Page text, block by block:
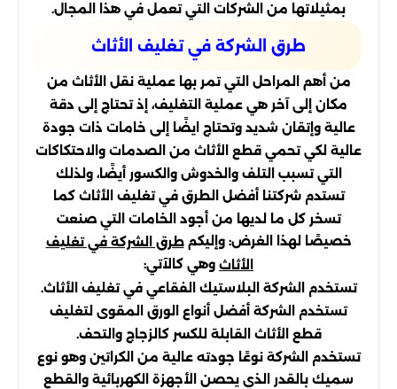
بمثيلاتها من الشركات التي تعمل في هذا المجال.
طرق الشركة في تغليف الأثاث
من أهم المراحل التي تمر بها عملية نقل الأثاث من
مكان إلى آخر هي عملية التغليف، إذ تحتاج إلى دقة
عالية وإتقان شديد وتحتاج ايضًا إلى خامات ذات جودة
عالية لكي تحمي قطع الأثاث من الصدمات والاحتكاكات
التي تسبب التلف والخدوش والكسور أيضًا، ولذلك
تستدم شركتنا أفضل الطرق في تغليف الأثاث كما
تسخر كل ما لديها من أجود الخامات التي صنعت
خصيصًا لهذا الغرض: وإليكمطرق الشركة في تغليف
الأثاث وهي كالآتي:
تستخدم الشركة البلاستيك الفقاعي في تغليف الأثاث.
تستخدم الشركة أفضل أنواع الورق المقوى لتغليف
قطع الأثاث القابلة للكسر كالزجاج والتحف.
تستخدم الشركة نوعًا جودته عالية من الكراتين وهو نوع
سميك بالقدر الذي يحصن الأجهزة الكهربائية والقطع